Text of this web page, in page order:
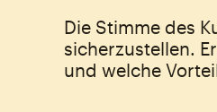
Die Stimme des
sicherzustellen.
und welche